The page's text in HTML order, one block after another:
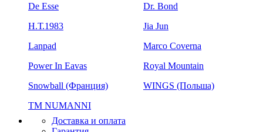
De Esse
Dr. Bond
H.Т.1983
Jia Jun
Lanpad
Marco Coverna
Power In Eavas
Royal Mountain
Snowball (Франция)
WINGS (Польша)
ТМ NUMANNI
Доставка и оплата